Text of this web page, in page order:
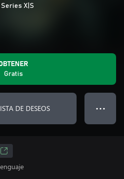
X|S
Gratis
DE DESEOS ● ● ●